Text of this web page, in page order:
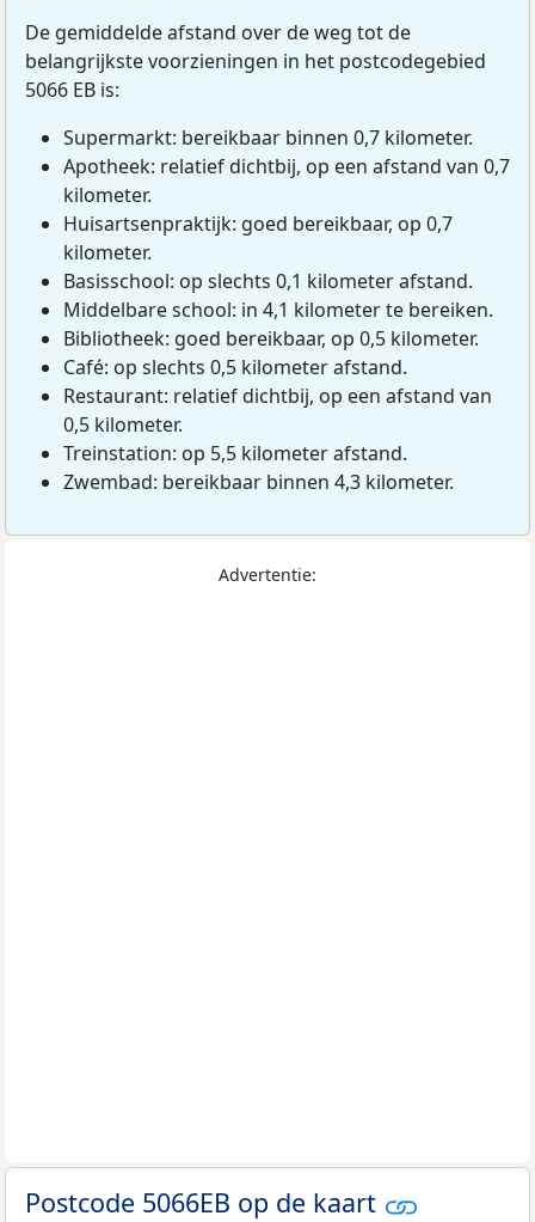
De gemiddelde afstand over de weg tot de
belangrijkste voorzieningen in het postcodegebied
5066 EB is:
Supermarkt: bereikbaar binnen 0,7 kilometer.
Apotheek: relatief dichtbij, op een afstand van 0,7
kilometer.
Huisartsenpraktijk: goed bereikbaar, op 0,7
kilometer.
Basisschool: op slechts 0,1 kilometer afstand.
Middelbare school: in 4,1 kilometer te bereiken.
Bibliotheek: goed bereikbaar, op 0,5 kilometer.
Café: op slechts 0,5 kilometer afstand.
Restaurant: relatief dichtbij, op een afstand van
0,5 kilometer.
Treinstation: op 5,5 kilometer afstand.
Zwembad: bereikbaar binnen 4,3 kilometer.
Advertentie:
Postcode 5066EB op de kaart